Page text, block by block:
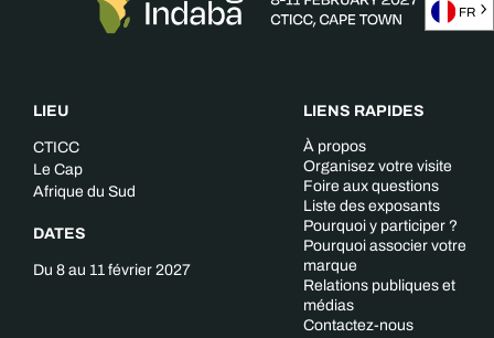
LIEU
CTICC
Le Cap
Afrique du Sud
DATES
Du 8 au 11 février 2027
LIENS RAPIDES
À propos
Organisez votre visite
Foire aux questions
Liste des exposants
Pourquoi y participer ?
Pourquoi associer votre
marque
Relations publiques et
médias
Contactez-nous
FR